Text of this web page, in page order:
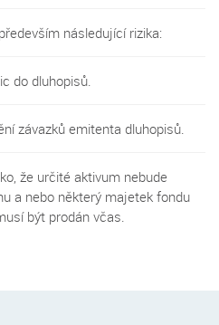
následující rizika:
do dluhopisů.
závazků emitenta dluhopisů.
že určité aktivum nebude
a nebo některý majetek fondu
být prodán včas.